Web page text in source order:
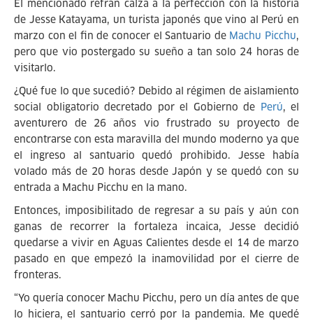
El mencionado refrán calza a la perfección con la historia
de Jesse Katayama, un turista japonés que vino al Perú en
marzo con el fin de conocer el Santuario de Machu Picchu,
pero que vio postergado su sueño a tan solo 24 horas de
visitarlo.
¿Qué fue lo que sucedió? Debido al régimen de aislamiento
social obligatorio decretado por el Gobierno de Perú, el
aventurero de 26 años vio frustrado su proyecto de
encontrarse con esta maravilla del mundo moderno ya que
el ingreso al santuario quedó prohibido. Jesse había
volado más de 20 horas desde Japón y se quedó con su
entrada a Machu Picchu en la mano.
Entonces, imposibilitado de regresar a su país y aún con
ganas de recorrer la fortaleza incaica, Jesse decidió
quedarse a vivir en Aguas Calientes desde el 14 de marzo
pasado en que empezó la inamovilidad por el cierre de
fronteras.
“Yo quería conocer Machu Picchu, pero un día antes de que
lo hiciera, el santuario cerró por la pandemia. Me quedé